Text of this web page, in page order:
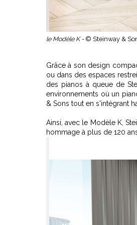
le Modèle K - © Steinway &
Grâce à son design
ou dans des espaces
des pianos à queue de
environnements où un
& Sons tout en s'intégrant
Ainsi, avec le Modèle K,
hommage à plus de 120